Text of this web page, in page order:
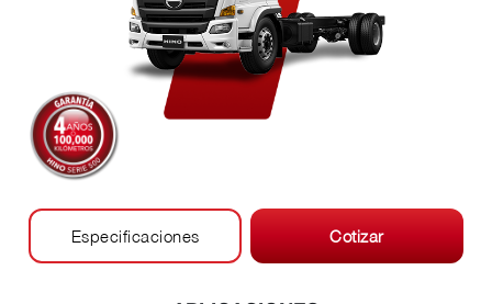
Especificaciones Cotizar